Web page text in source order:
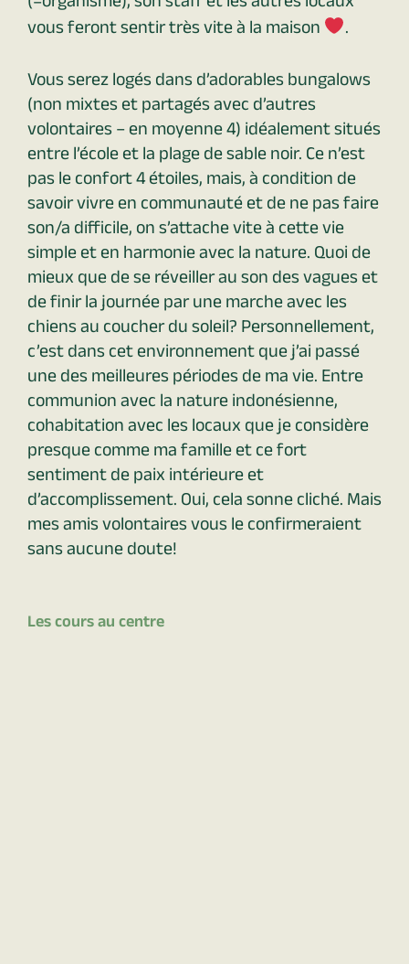
vous feront sentir très vite à la maison
.
Vous serez logés dans d’adorables bungalows
(non mixtes et partagés avec d’autres
volontaires – en moyenne 4) idéalement situés
entre l’école et la plage de sable noir. Ce n’est
pas le confort 4 étoiles, mais, à condition de
savoir vivre en communauté et de ne pas faire
son/a difficile, on s’attache vite à cette vie
simple et en harmonie avec la nature. Quoi de
mieux que de se réveiller au son des vagues et
de finir la journée par une marche avec les
chiens au coucher du soleil? Personnellement,
c’est dans cet environnement que j’ai passé
une des meilleures périodes de ma vie. Entre
communion avec la nature indonésienne,
cohabitation avec les locaux que je considère
presque comme ma famille et ce fort
sentiment de paix intérieure et
d’accomplissement. Oui, cela sonne cliché. Mais
mes amis volontaires vous le confirmeraient
sans aucune doute!
Les cours au centre